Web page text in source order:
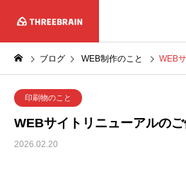
ブログ WEB制作のこと WEB
印刷物のこと
WEBサイトリニューアルの
2026.02.20